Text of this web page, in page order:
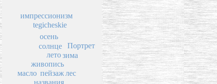
пейзаж
живопись
лето
солнце
лес
зима
осень
масло
tegicheskie
импрессионизм
Портрет